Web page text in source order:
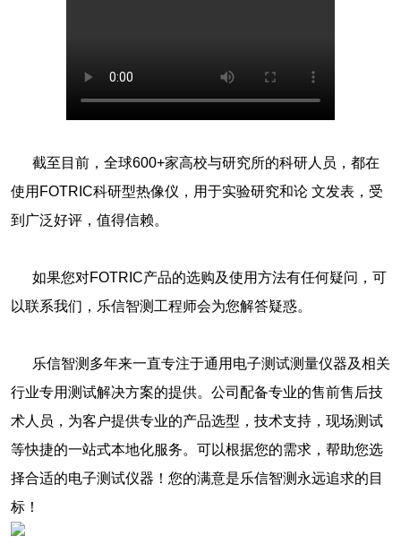
截至目前，全球600+家高校与研究所的科研人员，都在
使用FOTRIC科研型热像仪，用于实验研究和论 文发表，受
到广泛好评，值得信赖。
如果您对FOTRIC产品的选购及使用方法有任何疑问，可
以联系我们，乐信智测工程师会为您解答疑惑。
乐信智测多年来一直专注于通用电子测试测量仪器及相关
行业专用测试解决方案的提供。公司配备专业的售前售后技
术人员，为客户提供专业的产品选型，技术支持，现场测试
等快捷的一站式本地化服务。可以根据您的需求，帮助您选
择合适的电子测试仪器！您的满意是乐信智测永远追求的目
标！